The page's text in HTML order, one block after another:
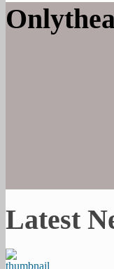
Latest